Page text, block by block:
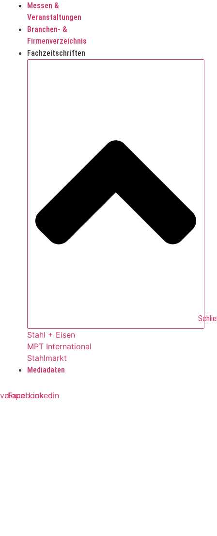
Messen &
Veranstaltungen
Branchen- &
Firmenverzeichnis
Fachzeitschriften
Stahl + Eisen
MPT International
Stahlmarkt
Mediadaten
FacebookLinkedin